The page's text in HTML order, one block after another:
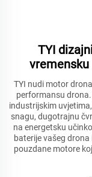
TYI
vremensku
TYI nudi motor
performansu
industrijskim
snagu, dugotrajnu
na energetsku
baterije vašeg
pouzdane motore